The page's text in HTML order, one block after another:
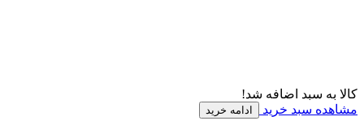
کالا به سبد اضافه شد!
مشاهده سبد خرید
ادامه خرید